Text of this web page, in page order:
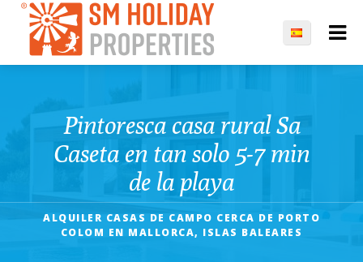
Pintoresca casa rural Sa
Caseta en tan solo 5-7 min
de la playa
ALQUILER CASAS DE CAMPO CERCA DE PORTO
COLOM EN MALLORCA, ISLAS BALEARES